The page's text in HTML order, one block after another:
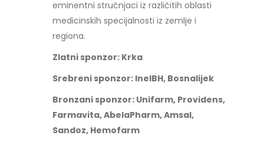
eminentni stručnjaci iz različitih oblasti
medicinskih specijalnosti iz zemlje i
regiona.
Zlatni sponzor: Krka
Srebreni sponzor: InelBH, Bosnalijek
Bronzani sponzor: Unifarm, Providens,
Farmavita, AbelaPharm, Amsal,
Sandoz, Hemofarm